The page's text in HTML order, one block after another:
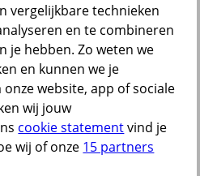
vergelijkbare technieken
en te combineren
je hebben. Zo weten we
en kunnen we je
website, app of sociale
wij jouw
cookie statementvind je
wij of onze 15 partners